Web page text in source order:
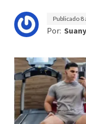
Publicado 8
Por: